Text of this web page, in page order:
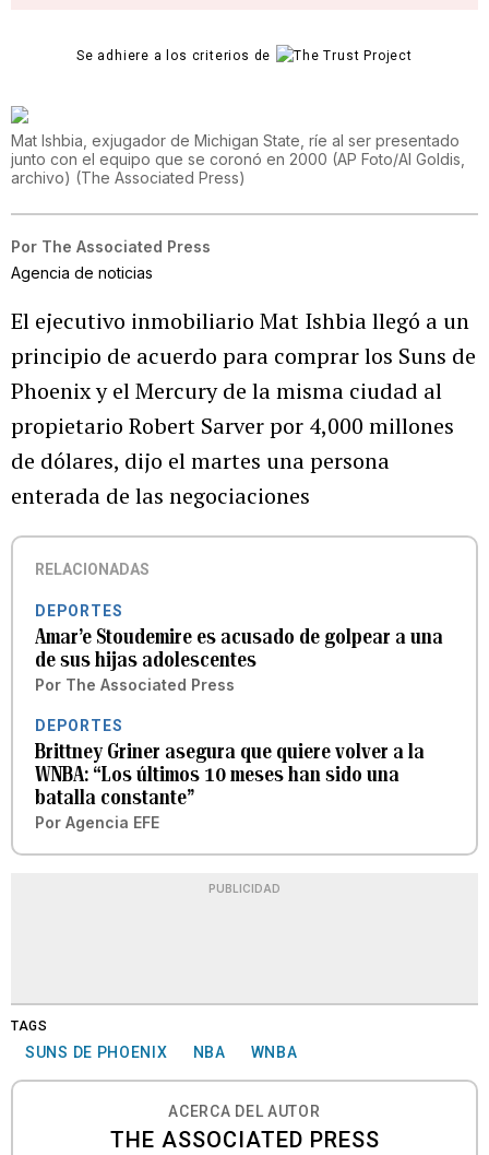
Se adhiere a los criterios de
Mat Ishbia, exjugador de Michigan State, ríe al ser presentado
junto con el equipo que se coronó en 2000 (AP Foto/Al Goldis,
archivo) (The Associated Press)
Por The Associated Press
Agencia de noticias
El ejecutivo inmobiliario Mat Ishbia llegó a un
principio de acuerdo para comprar los Suns de
Phoenix y el Mercury de la misma ciudad al
propietario Robert Sarver por 4,000 millones
de dólares, dijo el martes una persona
enterada de las negociaciones
RELACIONADAS
DEPORTES
Amar’e Stoudemire es acusado de golpear a una
de sus hijas adolescentes
Por The Associated Press
DEPORTES
Brittney Griner asegura que quiere volver a la
WNBA: “Los últimos 10 meses han sido una
batalla constante”
Por Agencia EFE
PUBLICIDAD
TAGS
SUNS DE PHOENIX NBA WNBA
ACERCA DEL AUTOR
THE ASSOCIATED PRESS